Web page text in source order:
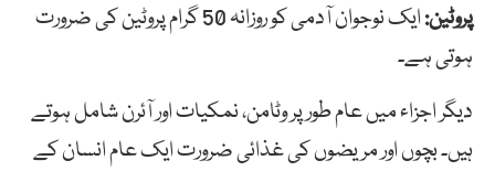
پروٹین:
ایک نوجوان آدمی کو روزانہ 50 گرام پروٹین کی ضرورت
ہوتی ہے۔
دیگر اجزاء میں عام طور پر وٹامن، نمکیات اور آئرن شامل ہوتے
ہیں۔ بچوں اور مریضوں کی غذائی ضرورت ایک عام انسان کے